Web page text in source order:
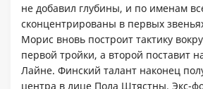
не добавил глубины, и по именам
сконцентрированы в первых
Морис вновь построит тактику
первой тройки, а второй поставит
Лайне. Финский талант наконец
центра в лице Пола Штястны. Экс-